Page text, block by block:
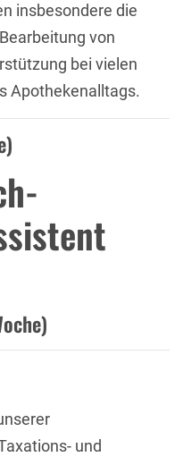
insbesondere die
von
bei vielen
Apothekenalltags.
und